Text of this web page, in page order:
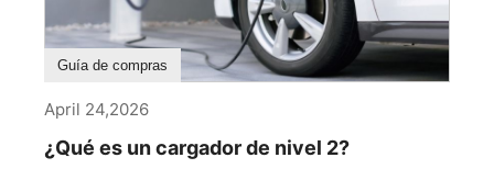
Guía de compras
April 24,2026
¿Qué es un cargador de nivel 2?